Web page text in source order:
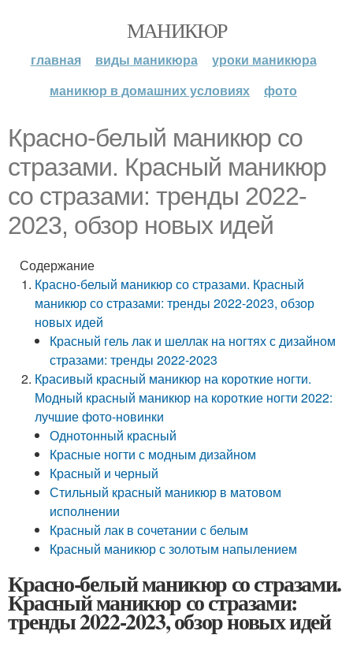
МАНИКЮР
главная виды маникюра
уроки маникюра
маникюр в домашних условиях
фото
Красно-белый маникюр со
стразами. Красный маникюр
со стразами: тренды 2022-
2023, обзор новых идей
Содержание
Красно-белый маникюр со стразами. Красный
маникюр со стразами: тренды 2022-2023, обзор
новых идей
Красный гель лак и шеллак на ногтях с дизайном
стразами: тренды 2022-2023
Красивый красный маникюр на короткие ногти.
Модный красный маникюр на короткие ногти 2022:
лучшие фото-новинки
Однотонный красный
Красные ногти с модным дизайном
Красный и черный
Стильный красный маникюр в матовом
исполнении
Красный лак в сочетании с белым
Красный маникюр с золотым напылением
Красно-белый маникюр со стразами.
Красный маникюр со стразами:
тренды 2022-2023, обзор новых идей